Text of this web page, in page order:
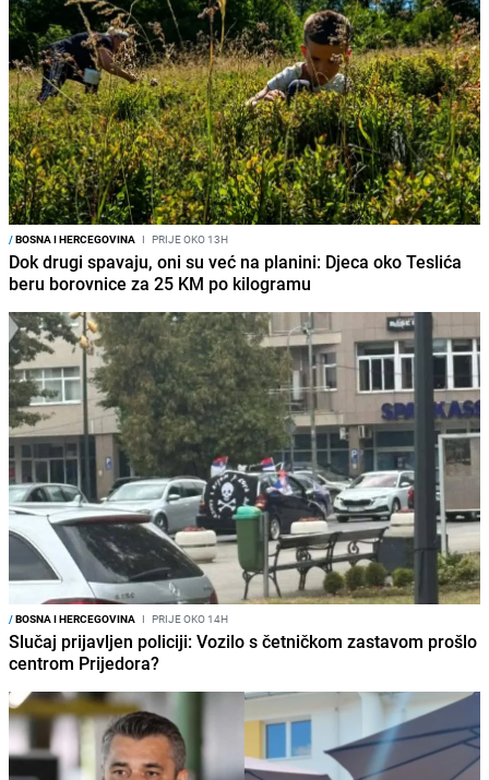
/BOSNA I HERCEGOVINA I PRIJE OKO 13H
Dok drugi spavaju, oni su već na planini: Djeca oko Teslića
beru borovnice za 25 KM po kilogramu
/BOSNA I HERCEGOVINA I PRIJE OKO 14H
Slučaj prijavljen policiji: Vozilo s četničkom zastavom prošlo
centrom Prijedora?